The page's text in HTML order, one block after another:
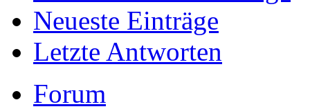
Neueste Einträge
Letzte Antworten
Forum